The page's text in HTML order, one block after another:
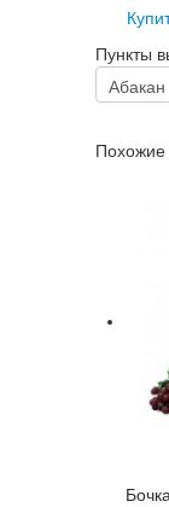
Пункты
Похожие